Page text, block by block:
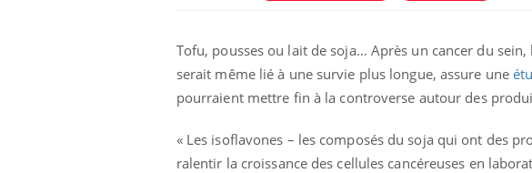
Tofu, pousses ou lait de soja… Après un cancer du
serait même lié à une survie plus longue, assure une
pourraient mettre fin à la controverse autour des
« Les isoflavones – les composés du soja qui ont des
ralentir la croissance des cellules cancéreuses en